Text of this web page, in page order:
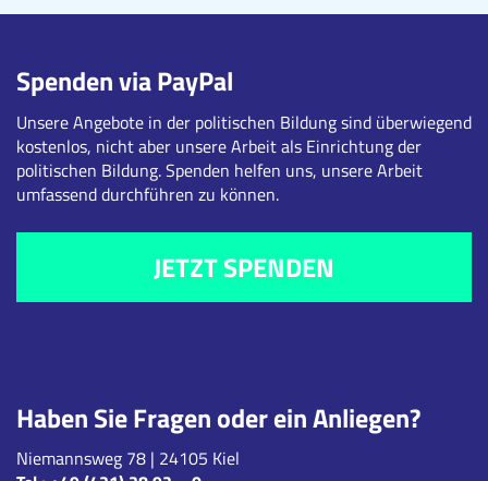
Haben Sie Fragen oder ein Anliegen?
Niemannsweg 78 | 24105 Kiel
Spenden via PayPal
Unsere Angebote in der politischen Bildung sind überwiegend
kostenlos, nicht aber unsere Arbeit als Einrichtung der
politischen Bildung. Spenden helfen uns, unsere Arbeit
umfassend durchführen zu können.
JETZT SPENDEN